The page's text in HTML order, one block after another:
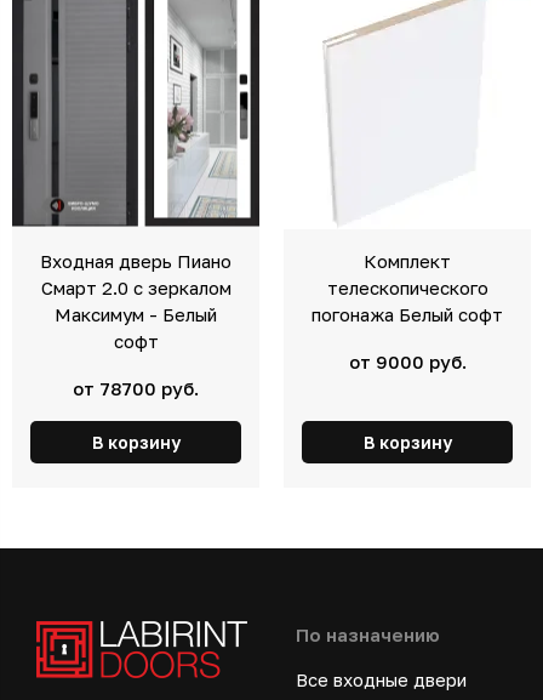
Входная дверь Пиано
Смарт 2.0 с зеркалом
Максимум - Белый
софт
от 78700 руб.
В корзину
Комплект
телескопического
погонажа Белый софт
от 9000 руб.
В корзину
По назначению
Все входные двери